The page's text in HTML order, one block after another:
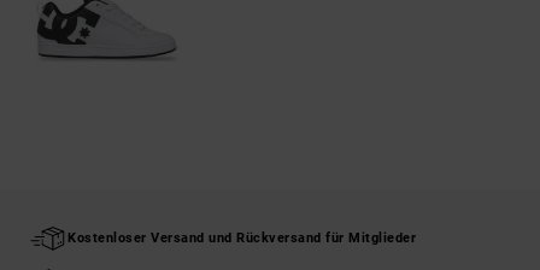
Kostenloser Versand und Rückversand für Mitglieder